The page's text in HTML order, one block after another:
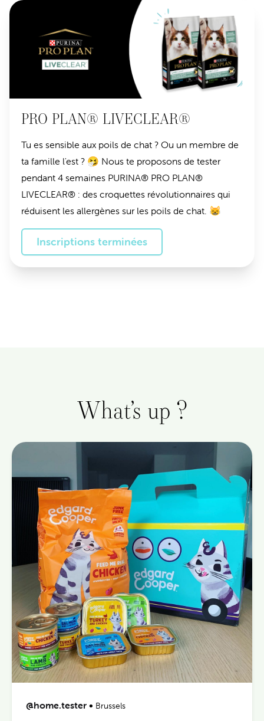
PRO PLAN® LIVECLEAR®
Tu es sensible aux poils de chat ? Ou un membre de
ta famille l'est ? 🤧 Nous te proposons de tester
pendant 4 semaines PURINA® PRO PLAN®
LIVECLEAR® : des croquettes révolutionnaires qui
réduisent les allergènes sur les poils de chat. 😸
Inscriptions terminées
What’s up ?
@home.tester • Brussels